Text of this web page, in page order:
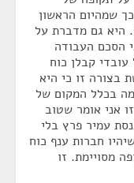
שמהיום הראשון
היא גם מדברת על
הסכם העבודה
קבלן כוח
בצורה זו כי היא
מה בכלל המקום של
אני אומר שטוב
עמיר פרץ בלי
חברות ענף כוח
מסויימת. זו